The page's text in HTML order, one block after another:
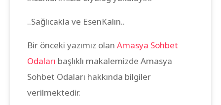
..Sağlıcakla ve EsenKalın..
Bir önceki yazımız olan Amasya Sohbet
Odaları başlıklı makalemizde Amasya
Sohbet Odaları hakkında bilgiler
verilmektedir.